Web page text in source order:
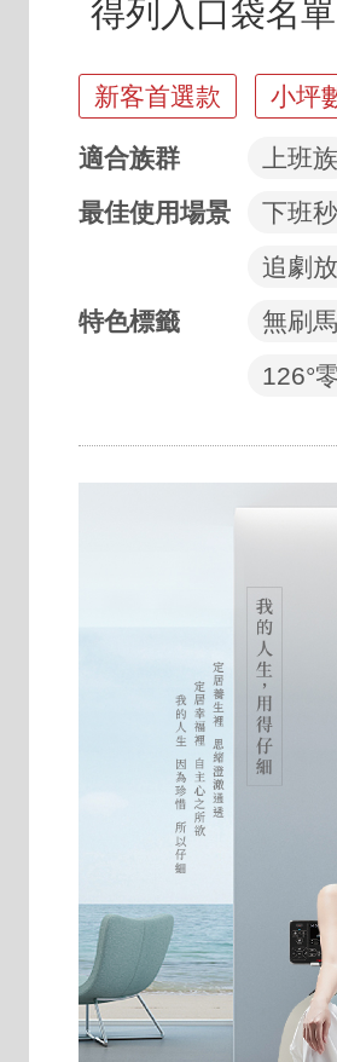
得列入口袋名單
亮點標籤
新客首選款 小坪
適合族群 上班族
最佳使用場景
下班
追劇
特色標籤
無刷
126°